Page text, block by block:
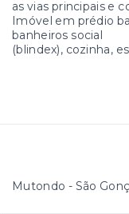
as vias principais e
Imóvel em prédio
banheiros social
(blindex), cozinha,
Mutondo - São